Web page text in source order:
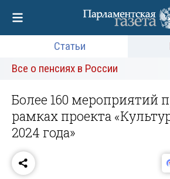
Статьи
Все о пенсиях в России
Более 160 мероприятий
рамках проекта
2024 года»